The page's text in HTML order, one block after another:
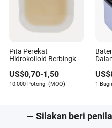
Pita Perekat
Hidrokolloid Berbingkai
Hidrokolloid 10
US$0,70-1,50
10.000 Potong (MOQ)
Off
US$
1
— Silakan beri